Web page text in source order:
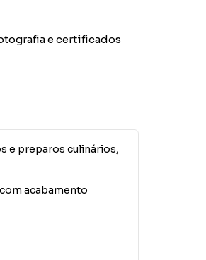
e certificados
e preparos culinários,
acabamento